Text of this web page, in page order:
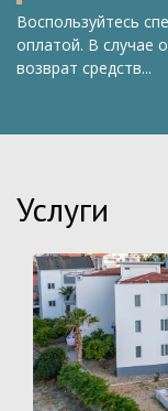
Воспользуйтесь
оплатой. В случае
возврат средств...
Услуги